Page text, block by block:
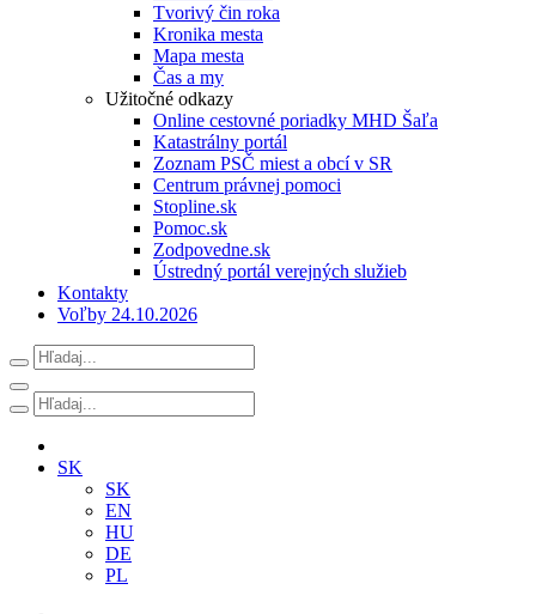
Tvorivý čin roka
Kronika mesta
Mapa mesta
Čas a my
Užitočné odkazy
Online cestovné poriadky MHD Šaľa
Katastrálny portál
Zoznam PSČ miest a obcí v SR
Centrum právnej pomoci
Stopline.sk
Pomoc.sk
Zodpovedne.sk
Ústredný portál verejných služieb
Kontakty
Voľby 24.10.2026
SK
SK
EN
HU
DE
PL